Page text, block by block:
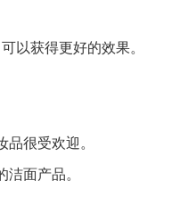
以获得更好的效果。
很受欢迎。
面产品。